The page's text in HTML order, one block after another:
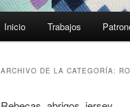
Inicio Trabajos
ARCHIVO DE LA CATEGORÍA: